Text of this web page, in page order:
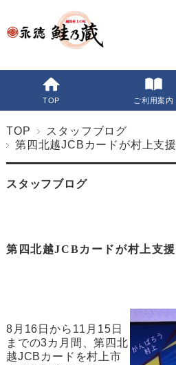
TOP ご利用案内
TOP
スタッフブログ
第四北越JCBカードが村上支援
スタッフブログ
第四北越JCBカードが村上支援
8月16日から11月15日
までの3カ月間、第四北
越JCBカードを村上市